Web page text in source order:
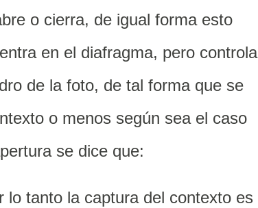
o cierra, de igual forma esto
en el diafragma, pero controla
de la foto, de tal forma que se
o menos según sea el caso
se dice que:
lo tanto la captura del contexto es